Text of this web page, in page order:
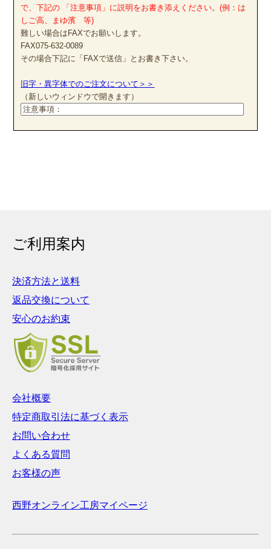
で、下記の 「注意事項」に説明をお書き添えください。(例：は
しご高、まゆ濱 等)
難しい場合はFAXでお願いします。
FAX075-632-0089
その場合下記に「FAXで送信」とお書き下さい。
旧字・異字体でのご注文について＞＞
（新しいウィンドウで開きます）
ご利用案内
決済方法と送料
返品交換について
安心のお約束
会社概要
特定商取引法に基づく表示
お問い合わせ
よくある質問
お客様の声
西野オンライン工房マイページ